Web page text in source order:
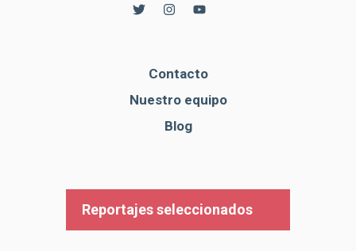
Contacto
Nuestro equipo
Blog
Reportajes seleccionados